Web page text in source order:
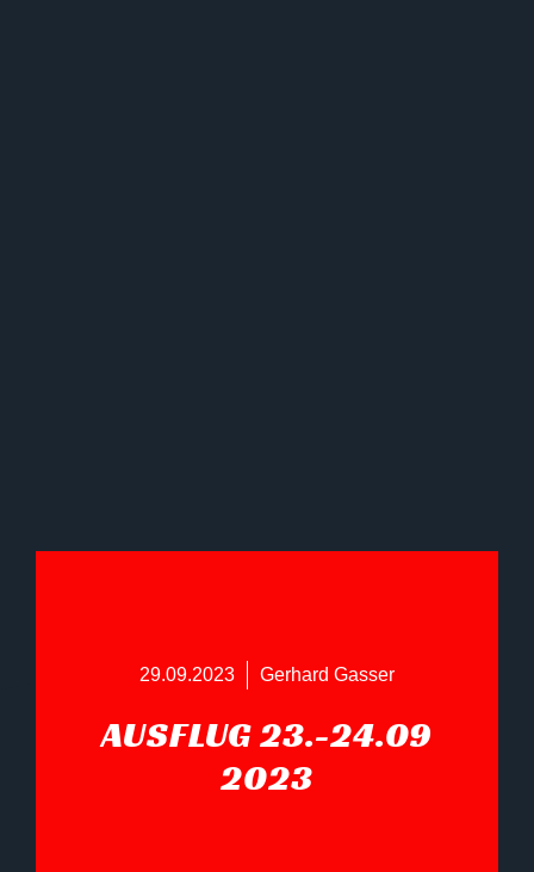
29.09.2023 Gerhard Gasser
AUSFLUG 23.-24.09
2023